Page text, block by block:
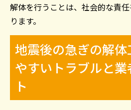
解体を行うことは、社会的な責
ります。
地震後の急ぎの解
やすいトラブルと
ト